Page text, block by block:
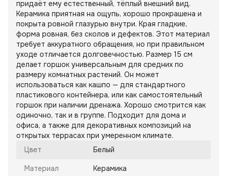
придаёт ему естественный, тёплый внешний вид.
Керамика приятная на ощупь, хорошо прокрашена и
покрыта ровной глазурью внутри. Края гладкие,
форма ровная, без сколов и дефектов. Этот материал
требует аккуратного обращения, но при правильном
уходе отличается долговечностью. Размер 15 см
делает горшок универсальным для средних по
размеру комнатных растений. Он может
использоваться как кашпо — для стандартного
пластикового контейнера, или как самостоятельный
горшок при наличии дренажа. Хорошо смотрится как
одиночно, так и в группе. Подходит для дома и
офиса, а также для декоративных композиций на
открытых террасах при умеренном климате.
Цвет
Белый
Материал Керамика